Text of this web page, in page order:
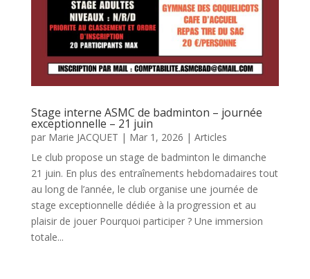
Stage interne ASMC de badminton – journée
exceptionnelle – 21 juin
par Marie JACQUET | Mar 1, 2026 | Articles
Le club propose un stage de badminton le dimanche
21 juin. En plus des entraînements hebdomadaires tout
au long de l’année, le club organise une journée de
stage exceptionnelle dédiée à la progression et au
plaisir de jouer Pourquoi participer ? Une immersion
totale...